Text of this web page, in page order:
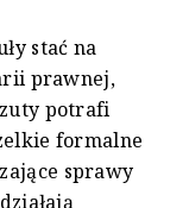
stać na
prawnej,
potrafi
formalne
sprawy